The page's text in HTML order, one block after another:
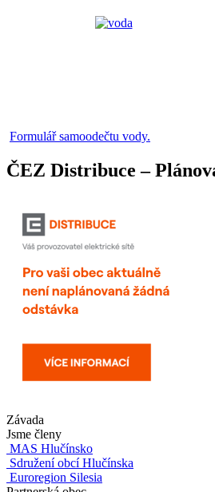
Formulář samoodečtu vody.
ČEZ Distribuce –
Závada
Jsme členy
MAS Hlučínsko
Sdružení obcí Hlučínska
Euroregion Silesia